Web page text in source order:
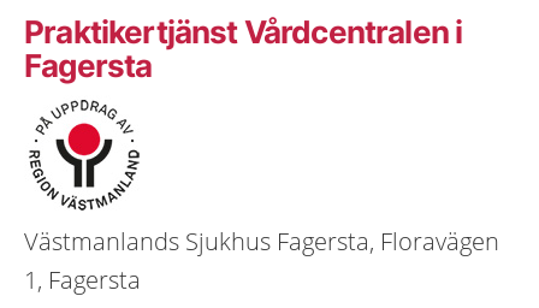
Praktikertjänst Vårdcentralen i
Fagersta
Västmanlands Sjukhus Fagersta, Floravägen
1, Fagersta